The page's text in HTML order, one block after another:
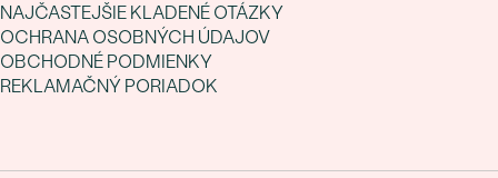
NAJČASTEJŠIE KLADENÉ OTÁZKY
OCHRANA OSOBNÝCH ÚDAJOV
OBCHODNÉ PODMIENKY
REKLAMAČNÝ PORIADOK